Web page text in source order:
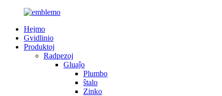
Hejmo
Gvidlinio
Produktoj
Radpezoj
Gluaĵo
Plumbo
ŝtalo
Zinko